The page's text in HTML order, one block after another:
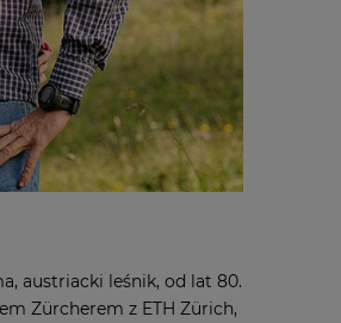
austriacki leśnik, od lat 80.
Zürcherem z ETH Zürich,